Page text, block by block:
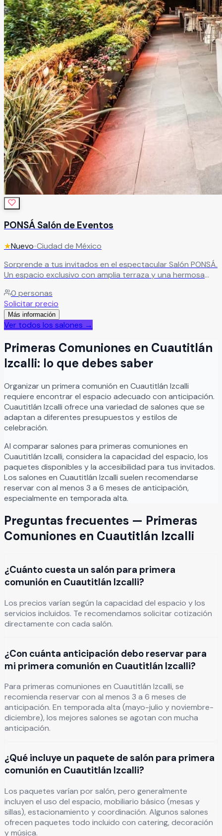
PONSÁ Salón de Eventos
★Nuevo•Ciudad de México
Sorprende a tus invitados en el espectacular Salón PONSÁ.
Un espacio exclusivo con amplia terraza y una hermosa
memorables. Cuenta con excelente ubicación sobre
Constituyentes, 12 puntos de colgado para decoración,
cocina equipada y amplios baños.
0 personas
Solicitar precio
Más información
Ver todos los salones →
Primeras Comuniones en Cuautitlán
Izcalli: lo que debes saber
Organizarun primera comunión en Cuautitlán Izcalli
requiere encontrar el espacio adecuado con anticipación.
Cuautitlán Izcalli ofrece una variedad de salones que se
adaptan a diferentes presupuestos y estilos de
celebración.
Al comparar salones para primeras comuniones en
Cuautitlán Izcalli, considera la capacidad del espacio, los
paquetes disponibles y la accesibilidad para tus invitados.
Los salones en Cuautitlán Izcalli suelen recomendarse
reservar con al menos 3 a 6 meses de anticipación,
especialmente en temporada alta.
Preguntas frecuentes — Primeras
Comuniones en Cuautitlán Izcalli
¿Cuánto cuesta un salón para primera
comunión en Cuautitlán Izcalli?
Los precios varían según la capacidad del espacio y los
servicios incluidos. Te recomendamos solicitar cotización
directamente con cada salón.
¿Con cuánta anticipación debo reservar para
mi primera comunión en Cuautitlán Izcalli?
Para primeras comuniones en Cuautitlán Izcalli, se
recomienda reservar con al menos 3 a 6 meses de
anticipación. En temporada alta (mayo-julio y noviembre-
diciembre), los mejores salones se agotan con mucha
anticipación.
¿Qué incluye un paquete de salón para primera
comunión en Cuautitlán Izcalli?
Los paquetes varían por salón, pero generalmente
incluyen el uso del espacio, mobiliario básico (mesas y
sillas), estacionamiento y coordinación. Algunos salones
ofrecen paquetes todo incluido con catering, decoración
y música.